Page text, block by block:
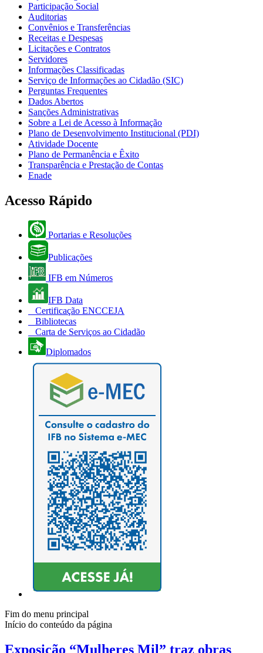
Participação Social
Auditorias
Convênios e Transferências
Receitas e Despesas
Licitações e Contratos
Servidores
Informações Classificadas
Serviço de Informações ao Cidadão (SIC)
Perguntas Frequentes
Dados Abertos
Sanções Administrativas
Sobre a Lei de Acesso à Informação
Plano de Desenvolvimento Institucional (PDI)
Atividade Docente
Plano de Permanência e Êxito
Transparência e Prestação de Contas
Enade
Acesso Rápido
Portarias e Resoluções
Publicações
IFB em Números
IFB Data
Certificação ENCCEJA
Bibliotecas
Carta de Serviços ao Cidadão
Diplomados
Fim do menu principal
Início do conteúdo da página
Exposição “Mulheres Mil” traz obras